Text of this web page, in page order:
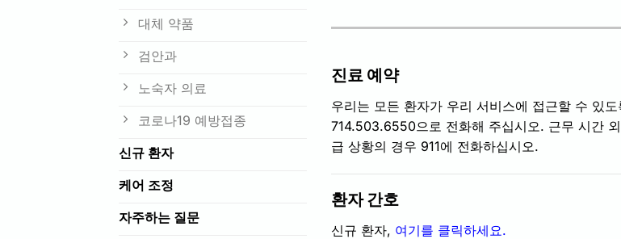
대체 약품
검안과
노숙자 의료
코로나19 예방접종
신규 환자
케어 조정
자주하는 질문
진료 예약
우리는 모든 환자가 우리 서비스에 접근할 수 있
714.503.6550으로 전화해 주십시오. 근무 시간
급 상황의 경우 911에 전화하십시오.
환자 간호
신규 환자, 여기를 클릭하세요.